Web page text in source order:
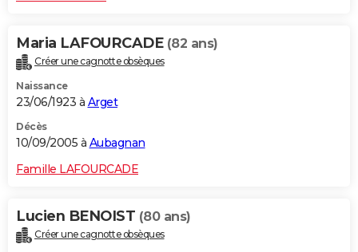
Maria LAFOURCADE (82 ans)
Créer une cagnotte obsèques
Naissance
23/06/1923 à Arget
Décès
10/09/2005 à Aubagnan
Famille LAFOURCADE
Lucien BENOIST (80 ans)
Créer une cagnotte obsèques